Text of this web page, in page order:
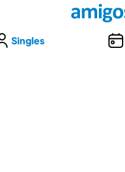
Singles